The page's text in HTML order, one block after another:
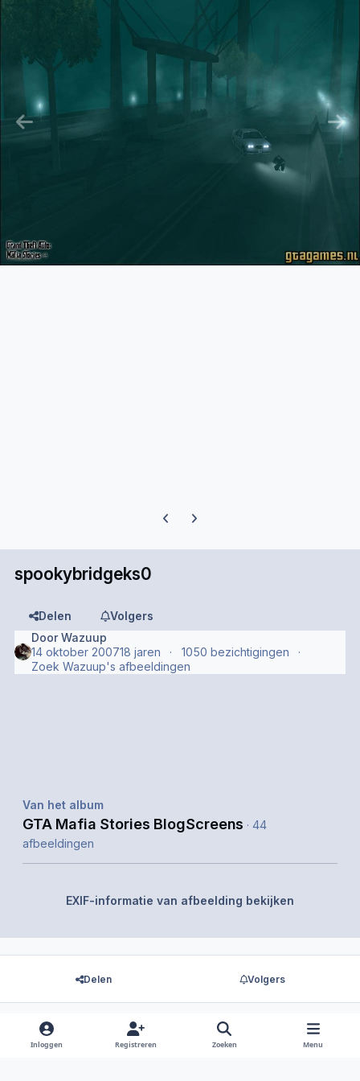
Previous carousel slide
Next carousel slide
spookybridgeks0
Delen
Volgers
DoorWazuup
14 oktober 200718 jaren
1050 bezichtigingen
Zoek Wazuup's afbeeldingen
Van het album
GTA Mafia Stories BlogScreens · 44
afbeeldingen
EXIF-informatie van afbeelding bekijken
Delen Volgers
Er zijn geen reacties om weer te geven.
Inloggen Registreren Zoeken Menu